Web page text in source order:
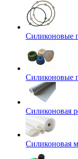
Силиконовые
Силиконовые
Силиконовая
Силиконовая